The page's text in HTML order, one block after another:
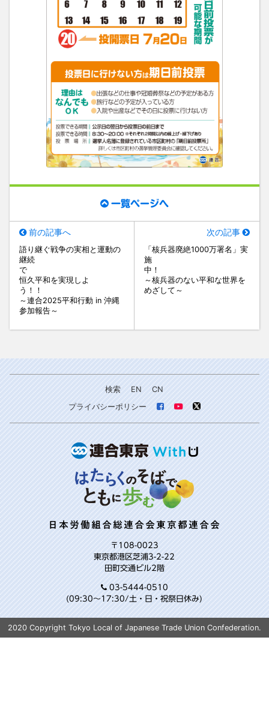
一覧ページへ
前の記事へ
語り継ぐ戦争の実相と運動の
継続
で
恒久平和を実現しよ
う！！
～連合2025平和行動 in 沖縄
参加報告～
次の記事
「核兵器廃絶1000万署名」実
施
中
～核兵器のない平和な世界を
めざして～
検索 EN
CN
プライバシーポリシー
日本労働組合総連合会東京都連合会
〒108-0023
東京都港区芝浦3-2-22
田町交通ビル2階
03-5444-0510
(09:30～17:30/土・日・祝祭日休み)
2020 Copyright Tokyo Local of Japanese Trade Union Confederation.